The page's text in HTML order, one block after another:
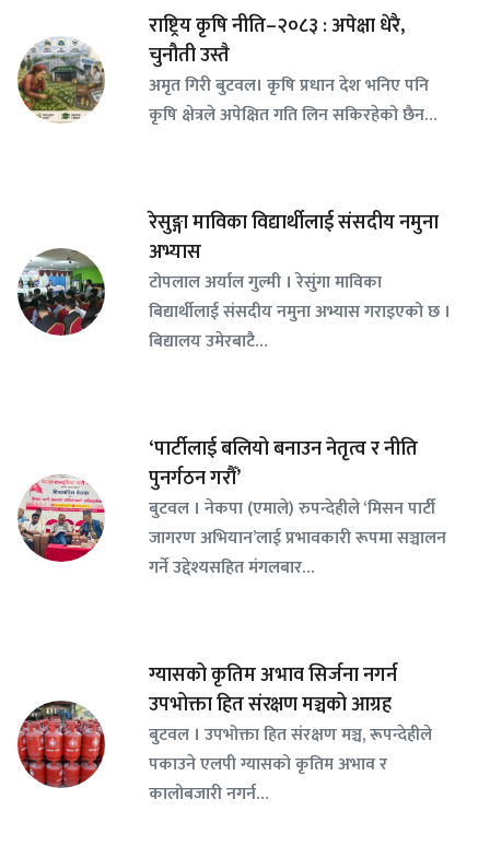
राष्ट्रिय कृषि नीति–२०८३ : अपेक्षा धेरै,
चुनौती उस्तै
अमृत गिरी बुटवल। कृषि प्रधान देश भनिए पनि
कृषि क्षेत्रले अपेक्षित गति लिन सकिरहेको छैन…
रेसुङ्गा माविका विद्यार्थीलाई संसदीय नमुना
अभ्यास
टोपलाल अर्याल गुल्मी । रेसुंगा माविका
बिद्यार्थीलाई संसदीय नमुना अभ्यास गराइएको छ ।
बिद्यालय उमेरबाटै…
‘पार्टीलाई बलियो बनाउन नेतृत्व र नीति
पुनर्गठन गरौँ’
बुटवल । नेकपा (एमाले) रुपन्देहीले ‘मिसन पार्टी
जागरण अभियान’लाई प्रभावकारी रूपमा सञ्चालन
गर्ने उद्देश्यसहित मंगलबार…
ग्यासको कृतिम अभाव सिर्जना नगर्न
उपभोक्ता हित संरक्षण मञ्चको आग्रह
बुटवल । उपभोक्ता हित संरक्षण मञ्च, रूपन्देहीले
पकाउने एलपी ग्यासको कृतिम अभाव र
कालोबजारी नगर्न…